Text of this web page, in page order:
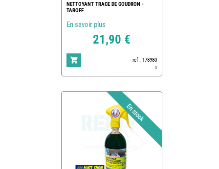
NETTOYANT TRACE DE GOUDRON -
TAROFF
En savoir plus
21,90 €
ref : 178980
3